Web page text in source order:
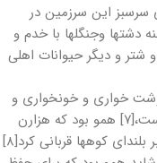
سرسبز این سرزمین در
دشتها وجنگلها با خدم و
و دیگر حیوانات اهلی
خواری و خونخواری و
تباهی و ویرانی زمین را به آریاییان اموخته است،[۷] همو بود که هزارن
گاو و گوسپند و اسپ و شتر را مذبح خدایان بر بلندای کوهها قربانی کرد[۸]